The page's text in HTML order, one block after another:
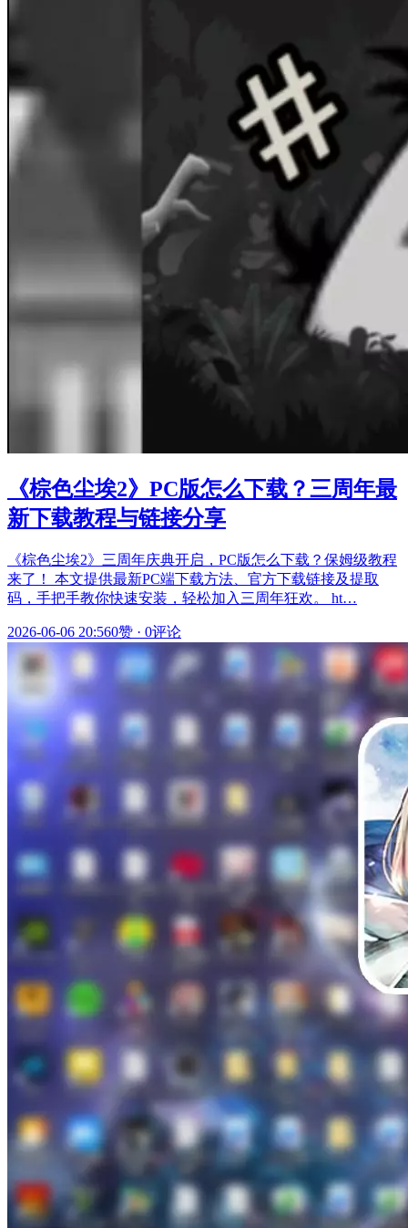
《棕色尘埃2》PC版怎么下载？三周年最
新下载教程与链接分享
《棕色尘埃2》三周年庆典开启，PC版怎么下载？保姆级教程
来了！ 本文提供最新PC端下载方法、官方下载链接及提取
码，手把手教你快速安装，轻松加入三周年狂欢。 ht…
2026-06-06 20:560赞 · 0评论